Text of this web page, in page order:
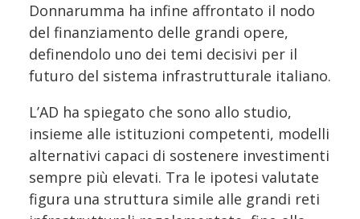
Donnarumma ha infine affrontato il nodo
del finanziamento delle grandi opere,
definendolo uno dei temi decisivi per il
futuro del sistema infrastrutturale italiano.
L’AD ha spiegato che sono allo studio,
insieme alle istituzioni competenti, modelli
alternativi capaci di sostenere investimenti
sempre più elevati. Tra le ipotesi valutate
figura una struttura simile alle grandi reti